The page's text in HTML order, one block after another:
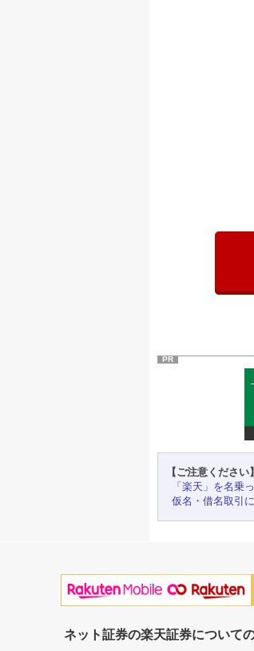
PR
【ご注意ください】
「楽天」を名乗
仮名・借名取引
ネット証券の楽天証券について